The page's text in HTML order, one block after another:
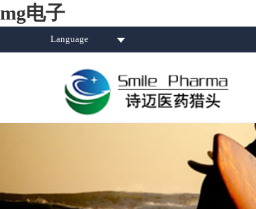
mg电子
Language